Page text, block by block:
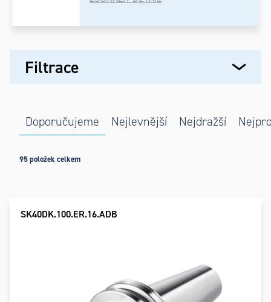
Řazení
produktů
Doporučujeme Nejlevnější Nejdražší
95položek celkem
Filtrace
Výpis
SK40DK.100.ER.16.ADB